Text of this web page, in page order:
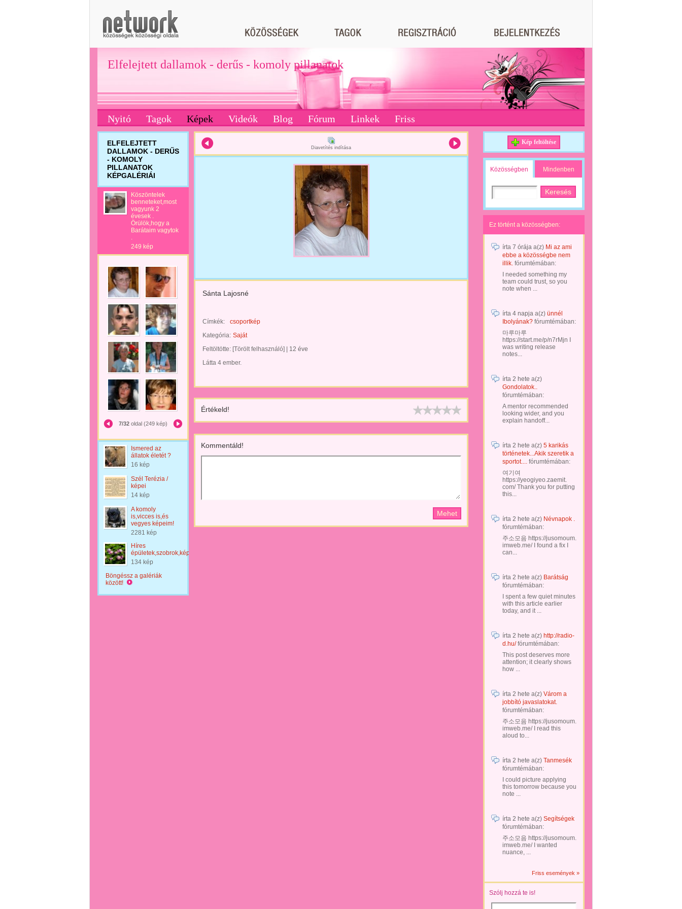
Elfelejtett dallamok - derűs - komoly pillanatok
Nyitó Tagok Képek Videók Blog Fórum Linkek Friss
ELFELEJTETT
DALLAMOK - DERŰS
- KOMOLY
PILLANATOK
KÉPGALÉRIÁI
Köszöntelek
benneteket,most
vagyunk 2
évesek .
Örülök,hogy a
Barátaim vagytok
.
249 kép
7/32 oldal (249 kép)
Ismered az
állatok életét ?
16 kép
Szél Terézia /
képei
14 kép
A komoly
is,vicces is,és
vegyes képeim!
2281 kép
Híres
épületek,szobrok,képek
134 kép
Böngéssz a galériák
között!
Diavetítés indítása
Sánta Lajosné
Címkék:
csoportkép
Kategória: Saját
Feltöltötte: [Törölt felhasználó]
12 éve
Látta 4 ember.
Értékeld!
Kommentáld!
Kép feltöltése
Közösségben Mindenben
Ez történt a közösségben:
írta 7 órája a(z) Mi az ami
ebbe a közösségbe nem
illik. fórumtémában:
I needed something my
team could trust, so you
note when ...
írta 4 napja a(z) ünnél
Ibolyának? fórumtémában:
마루마루
https://start.me/p/n7rMjn I
was writing release
notes...
írta 2 hete a(z)
Gondolatok..
fórumtémában:
A mentor recommended
looking wider, and you
explain handoff...
írta 2 hete a(z) 5 karikás
történetek...Akik szeretik a
sportot.... fórumtémában:
여기여
https://yeogiyeo.zaemit.
com/ Thank you for putting
this...
írta 2 hete a(z) Névnapok .
fórumtémában:
주소모음 https://jusomoum.
imweb.me/ I found a fix I
can...
írta 2 hete a(z) Barátság
fórumtémában:
I spent a few quiet minutes
with this article earlier
today, and it ...
írta 2 hete a(z) http://radio-
d.hu/fórumtémában:
This post deserves more
attention; it clearly shows
how ...
írta 2 hete a(z) Várom a
jobbító javaslatokat.
fórumtémában:
주소모음 https://jusomoum.
imweb.me/ I read this
aloud to...
írta 2 hete a(z) Tanmesék
fórumtémában:
I could picture applying
this tomorrow because you
note ...
írta 2 hete a(z) Segítségek
fórumtémában:
주소모음 https://jusomoum.
imweb.me/ I wanted
nuance, ...
Friss események »
Szólj hozzá te is!